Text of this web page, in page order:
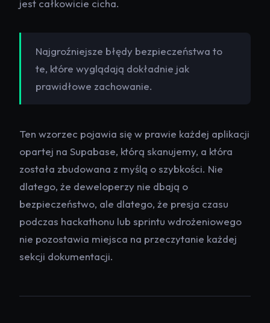
jest całkowicie cicha.
Najgroźniejsze błędy bezpieczeństwa to
te, które wyglądają dokładnie jak
prawidłowe zachowanie.
Ten wzorzec pojawia się w prawie każdej aplikacji
opartej na Supabase, którą skanujemy, a która
została zbudowana z myślą o szybkości. Nie
dlatego, że deweloperzy nie dbają o
bezpieczeństwo, ale dlatego, że presja czasu
podczas hackathonu lub sprintu wdrożeniowego
nie pozostawia miejsca na przeczytanie każdej
sekcji dokumentacji.